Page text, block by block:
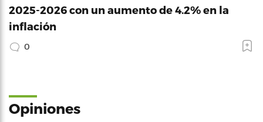
2025-2026 con un aumento de 4.2% en la
inflación
0
Opiniones